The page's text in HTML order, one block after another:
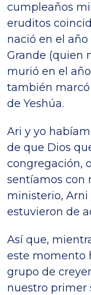
cumpleaños
eruditos
nació en el año
Grande (quien
murió en el año
también
de Yeshúa.
Ari y yo
de que Dios
congregación,
sentíamos con
ministerio, Arni
estuvieron de
Así que,
este momento
grupo de
nuestro primer